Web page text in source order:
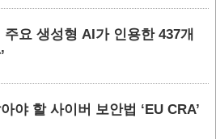
요 생성형 AI가 인용한 437개
야 할 사이버 보안법 ‘EU CRA’